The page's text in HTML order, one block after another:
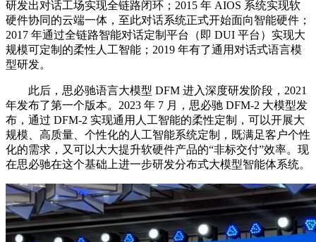
研发出对话工场实现全链路闭环；2015 年 AIOS 系统实现软
硬件协同的云端一体，至此对话系统正式开始面向智能硬件；
2017 年通过全链路智能对话定制平台（即 DUI 平台）实现大
规模可定制的柔性人工智能；2019 年有了通用对话式语言模
型研发。
此后，思必驰语言大模型 DFM 进入深度研发阶段，2021
年发布了第一个版本。2023 年 7 月，思必驰 DFM-2 大模型发
布，通过 DFM-2 实现通用人工智能的柔性定制，可以开展大
规模、高质量、个性化的人工智能系统定制，既满足客户个性
化的需求，又可以大大提升软硬件产品的“非标交付”效率。现
在思必驰在这个基础上进一步研发分布式大模型智能体系统。